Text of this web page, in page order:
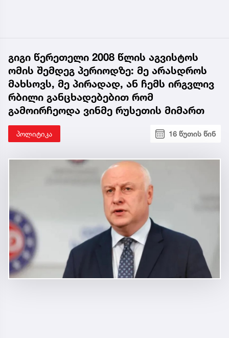
გიგი წერეთელი 2008 წლის აგვისტოს
ომის შემდეგ პერიოდზე: მე არასდროს
მახსოვს, მე პირადად, ან ჩემს ირგვლივ
რბილი განცხადებებით რომ
გამოირჩეოდა ვინმე რუსეთის მიმართ
პოლიტიკა 16 წუთის წინ